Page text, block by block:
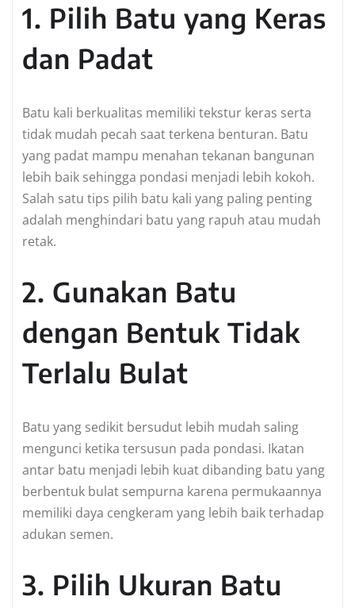
1. Pilih Batu yang Keras
dan Padat
Batu kali berkualitas memiliki tekstur keras serta
tidak mudah pecah saat terkena benturan. Batu
yang padat mampu menahan tekanan bangunan
lebih baik sehingga pondasi menjadi lebih kokoh.
Salah satu tips pilih batu kali yang paling penting
adalah menghindari batu yang rapuh atau mudah
retak.
2. Gunakan Batu
dengan Bentuk Tidak
Terlalu Bulat
Batu yang sedikit bersudut lebih mudah saling
mengunci ketika tersusun pada pondasi. Ikatan
antar batu menjadi lebih kuat dibanding batu yang
berbentuk bulat sempurna karena permukaannya
memiliki daya cengkeram yang lebih baik terhadap
adukan semen.
3. Pilih Ukuran Batu